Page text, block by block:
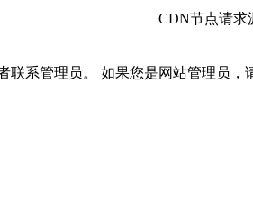
CDN节点请求
联系管理员。 如果您是网站管理员